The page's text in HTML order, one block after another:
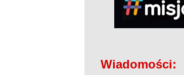
Wiadomości: